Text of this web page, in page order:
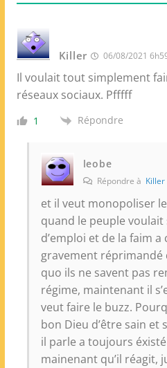
Killer 06/08/2021
Il voulait tout simplement
réseaux sociaux. Pfffff
1 Répondre
leobe
Répondre à Killer
et il veut monopoliser
quand le peuple
d’emploi et de la faim a
gravement réprimandé
quo ils ne savent pas
régime, maintenant il
veut faire le buzz.
bon Dieu d’être sain et
il parle a toujours éxisté
mainenant qu’il réagit,